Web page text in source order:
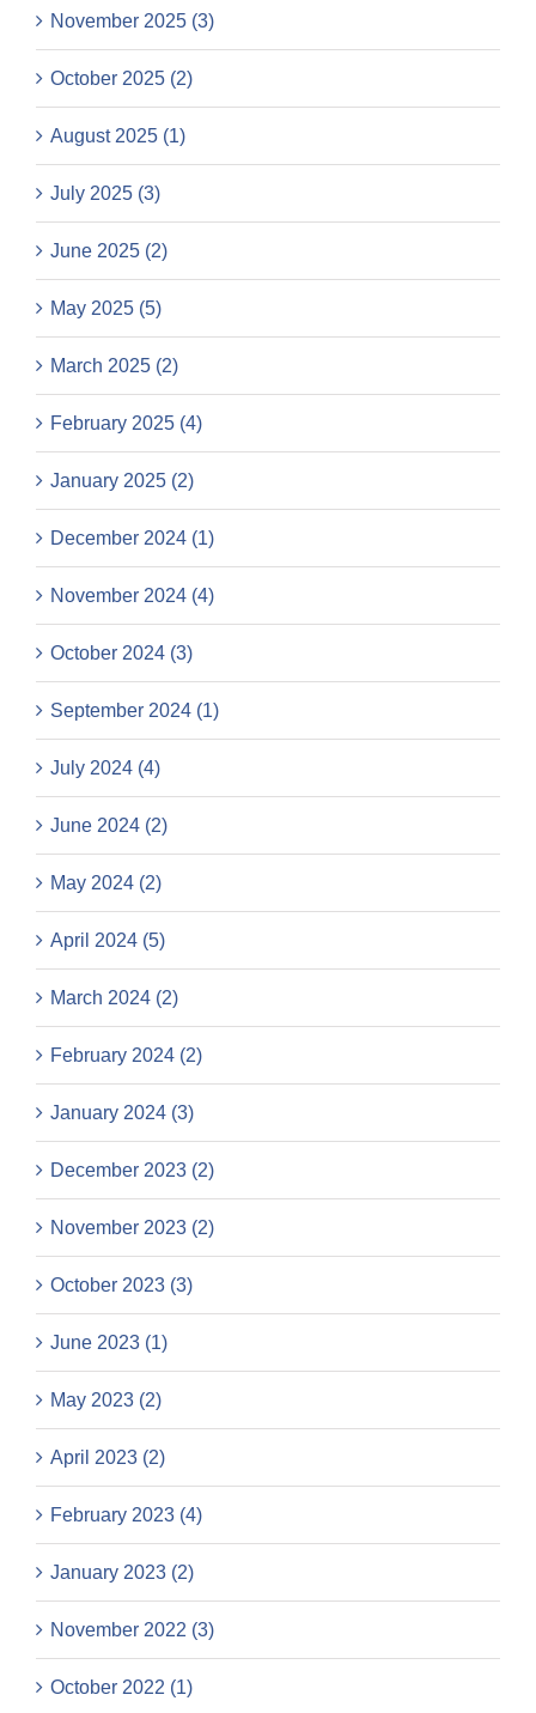
November 2025 (3)
October 2025 (2)
August 2025 (1)
July 2025 (3)
June 2025 (2)
May 2025 (5)
March 2025 (2)
February 2025 (4)
January 2025 (2)
December 2024 (1)
November 2024 (4)
October 2024 (3)
September 2024 (1)
July 2024 (4)
June 2024 (2)
May 2024 (2)
April 2024 (5)
March 2024 (2)
February 2024 (2)
January 2024 (3)
December 2023 (2)
November 2023 (2)
October 2023 (3)
June 2023 (1)
May 2023 (2)
April 2023 (2)
February 2023 (4)
January 2023 (2)
November 2022 (3)
October 2022 (1)